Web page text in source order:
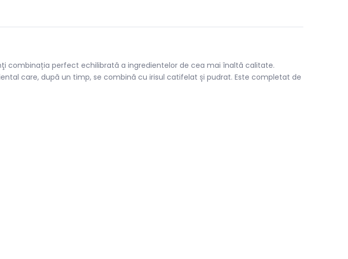
combinația perfect echilibrată a ingredientelor de cea mai înaltă calitate.
care, după un timp, se combină cu irisul catifelat și pudrat. Este completat de